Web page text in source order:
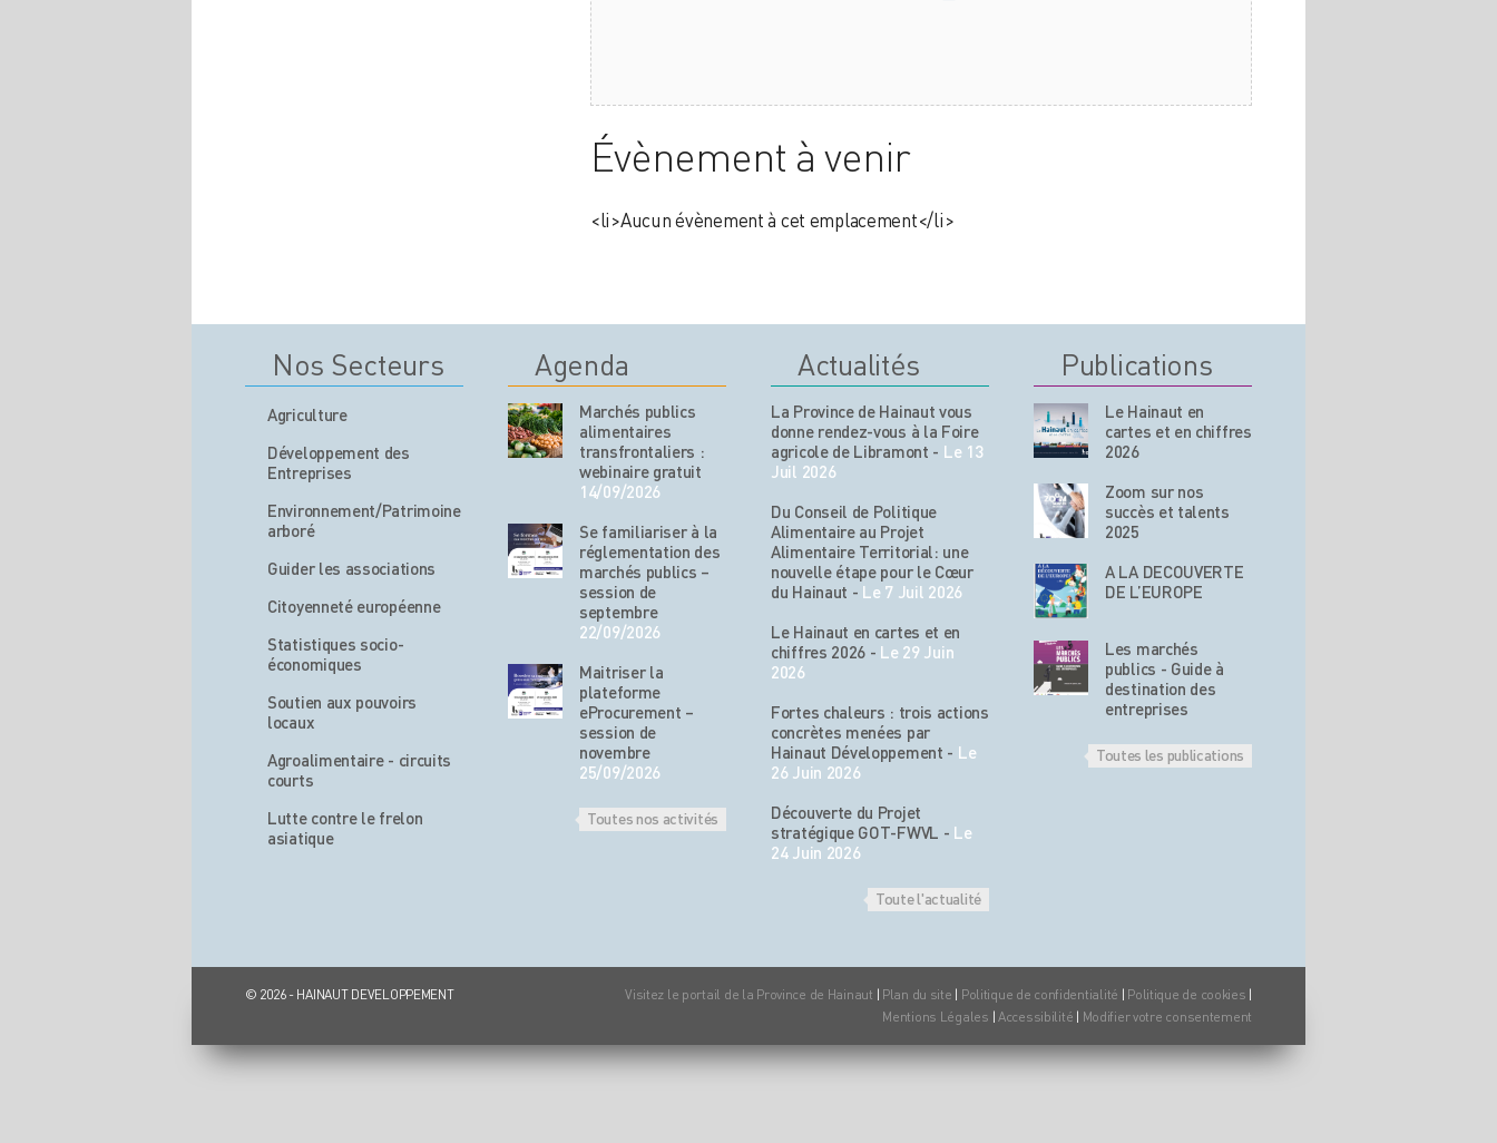
Évènement à venir
<li>Aucun évènement à cet emplacement</li>
Nos Secteurs
Agriculture
Développement des
Entreprises
Environnement/Patrimoine
arboré
Guider les associations
Citoyenneté européenne
Statistiques socio-
économiques
Soutien aux pouvoirs
locaux
Agroalimentaire - circuits
courts
Lutte contre le frelon
asiatique
Agenda
Marchés publics
alimentaires
transfrontaliers :
webinaire gratuit
14/09/2026
Se familiariser à la
réglementation des
marchés publics –
session de
septembre
22/09/2026
Maitriser la
plateforme
eProcurement –
session de
novembre
25/09/2026
Toutes nos activités
Actualités
La Province de Hainaut vous
donne rendez-vous à la Foire
agricole de Libramont - Le 13
Juil 2026
Du Conseil de Politique
Alimentaire au Projet
Alimentaire Territorial: une
nouvelle étape pour le Cœur
du Hainaut - Le 7 Juil 2026
Le Hainaut en cartes et en
chiffres 2026 - Le 29 Juin
2026
Fortes chaleurs : trois actions
concrètes menées par
Hainaut Développement - Le
26 Juin 2026
Découverte du Projet
stratégique GOT-FWVL - Le
24 Juin 2026
Toute l'actualité
Publications
Le Hainaut en
cartes et en chiffres
2026
Zoom sur nos
succès et talents
2025
A LA DECOUVERTE
DE L’EUROPE
Les marchés
publics - Guide à
destination des
entreprises
Toutes les publications
© 2026 - HAINAUT DEVELOPPEMENT Visitez le portail de la Province de Hainaut | Plan du site | Politique de confidentialité | Politique de cookies |
Mentions Légales | Accessibilité | Modifier votre consentement